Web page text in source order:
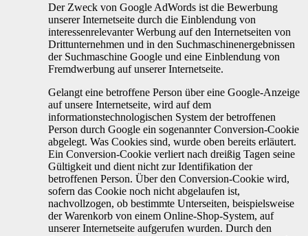
Der Zweck von Google AdWords ist die Bewerbung
unserer Internetseite durch die Einblendung von
interessenrelevanter Werbung auf den Internetseiten von
Drittunternehmen und in den Suchmaschinenergebnissen
der Suchmaschine Google und eine Einblendung von
Fremdwerbung auf unserer Internetseite.
Gelangt eine betroffene Person über eine Google-Anzeige
auf unsere Internetseite, wird auf dem
informationstechnologischen System der betroffenen
Person durch Google ein sogenannter Conversion-Cookie
abgelegt. Was Cookies sind, wurde oben bereits erläutert.
Ein Conversion-Cookie verliert nach dreißig Tagen seine
Gültigkeit und dient nicht zur Identifikation der
betroffenen Person. Über den Conversion-Cookie wird,
sofern das Cookie noch nicht abgelaufen ist,
nachvollzogen, ob bestimmte Unterseiten, beispielsweise
der Warenkorb von einem Online-Shop-System, auf
unserer Internetseite aufgerufen wurden. Durch den